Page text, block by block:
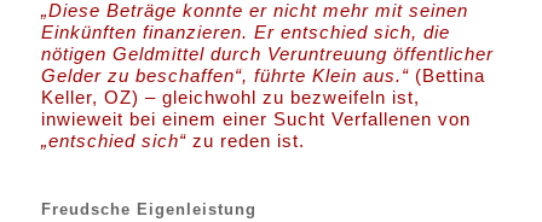
„Diese Beträge konnte er nicht mehr mit seinen
Einkünften finanzieren. Er entschied sich, die
nötigen Geldmittel durch Veruntreuung öffentlicher
Gelder zu beschaffen“, führte Klein aus.“ (Bettina
Keller, OZ) – gleichwohl zu bezweifeln ist,
inwieweit bei einem einer Sucht Verfallenen von
„entschied sich“ zu reden ist.
Freudsche Eigenleistung